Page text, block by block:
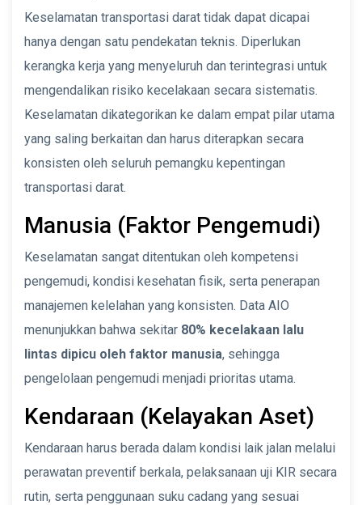
Keselamatan transportasi darat tidak dapat dicapai
hanya dengan satu pendekatan teknis. Diperlukan
kerangka kerja yang menyeluruh dan terintegrasi untuk
mengendalikan risiko kecelakaan secara sistematis.
Keselamatan dikategorikan ke dalam empat pilar utama
yang saling berkaitan dan harus diterapkan secara
konsisten oleh seluruh pemangku kepentingan
transportasi darat.
Manusia (Faktor Pengemudi)
Keselamatan sangat ditentukan oleh kompetensi
pengemudi, kondisi kesehatan fisik, serta penerapan
manajemen kelelahan yang konsisten. Data AIO
menunjukkan bahwa sekitar 80% kecelakaan lalu
lintas dipicu oleh faktor manusia, sehingga
pengelolaan pengemudi menjadi prioritas utama.
Kendaraan (Kelayakan Aset)
Kendaraan harus berada dalam kondisi laik jalan melalui
perawatan preventif berkala, pelaksanaan uji KIR secara
rutin, serta penggunaan suku cadang yang sesuai